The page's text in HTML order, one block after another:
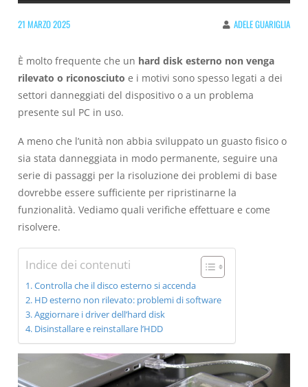
21 MARZO 2025 ADELE GUARIGLIA
È molto frequente che un hard disk esterno non venga
rilevato o riconosciuto e i motivi sono spesso legati a dei
settori danneggiati del dispositivo o a un problema
presente sul PC in uso.
A meno che l’unità non abbia sviluppato un guasto fisico o
sia stata danneggiata in modo permanente, seguire una
serie di passaggi per la risoluzione dei problemi di base
dovrebbe essere sufficiente per ripristinarne la
funzionalità. Vediamo quali verifiche effettuare e come
risolvere.
Indice dei contenuti
Controlla che il disco esterno si accenda
HD esterno non rilevato: problemi di software
Aggiornare i driver dell’hard disk
Disinstallare e reinstallare l’HDD